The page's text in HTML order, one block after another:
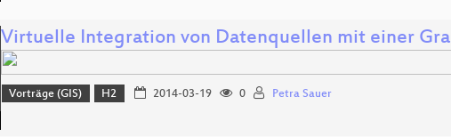
Virtuelle Integration von Datenquellen mit einer
Vorträge (GIS) H2 2014-03-19 0 Petra Sauer